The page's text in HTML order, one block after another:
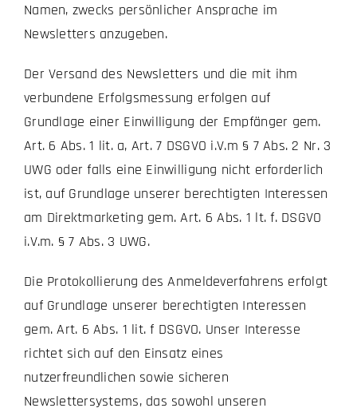
Namen, zwecks persönlicher Ansprache im
Newsletters anzugeben.
Der Versand des Newsletters und die mit ihm
verbundene Erfolgsmessung erfolgen auf
Grundlage einer Einwilligung der Empfänger gem.
Art. 6 Abs. 1 lit. a, Art. 7 DSGVO i.V.m § 7 Abs. 2 Nr. 3
UWG oder falls eine Einwilligung nicht erforderlich
ist, auf Grundlage unserer berechtigten Interessen
am Direktmarketing gem. Art. 6 Abs. 1 lt. f. DSGVO
i.V.m. § 7 Abs. 3 UWG.
Die Protokollierung des Anmeldeverfahrens erfolgt
auf Grundlage unserer berechtigten Interessen
gem. Art. 6 Abs. 1 lit. f DSGVO. Unser Interesse
richtet sich auf den Einsatz eines
nutzerfreundlichen sowie sicheren
Newslettersystems, das sowohl unseren